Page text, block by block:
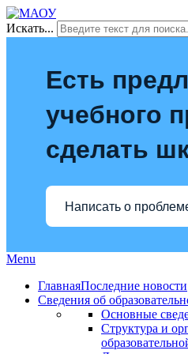
Искать...
Есть
учебного
сделать
Написать о
Menu
ГлавнаяПоследние новости
Сведения об
Основные
Структура и